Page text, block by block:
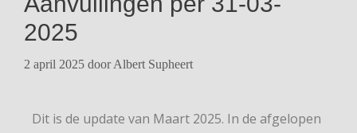
2025
2 april 2025 doorAlbert Supheert
Dit is de update van Maart 2025. In de afgelopen